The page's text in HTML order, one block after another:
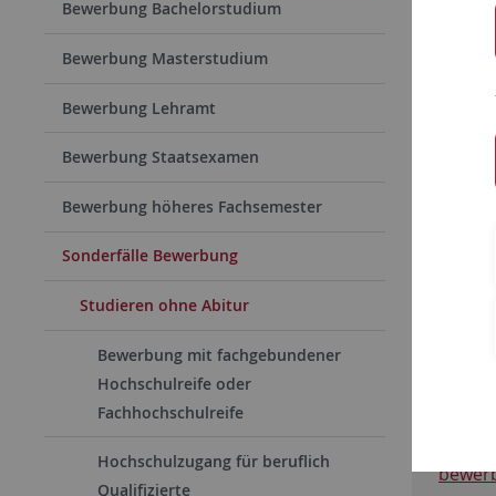
Bewerbung Bachelorstudium
Bewerbung Masterstudium
Bewerbung Lehramt
Bewerbung Staatsexamen
Bewerbung höheres Fachsemester
Sonderfälle Bewerbung
Studieren ohne Abitur
Bewerbung mit fachgebundener
Hochschulreife oder
Fachhochschulreife
Hochschulzugang für beruflich
Qualifizierte
Die
Dieses
Hier